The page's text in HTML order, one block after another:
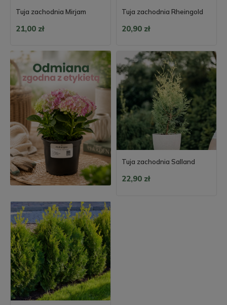
Tuja zachodnia Mirjam
21,00 zł
Tuja zachodnia Rheingold
20,90 zł
Tuja zachodnia Salland
22,90 zł